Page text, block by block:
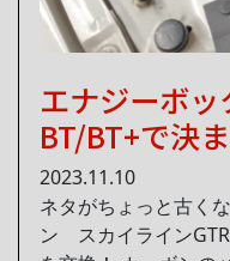
エナジーボ
BT/BT+で決
2023.11.10
ネタがちょっと古く
ン スカイライン